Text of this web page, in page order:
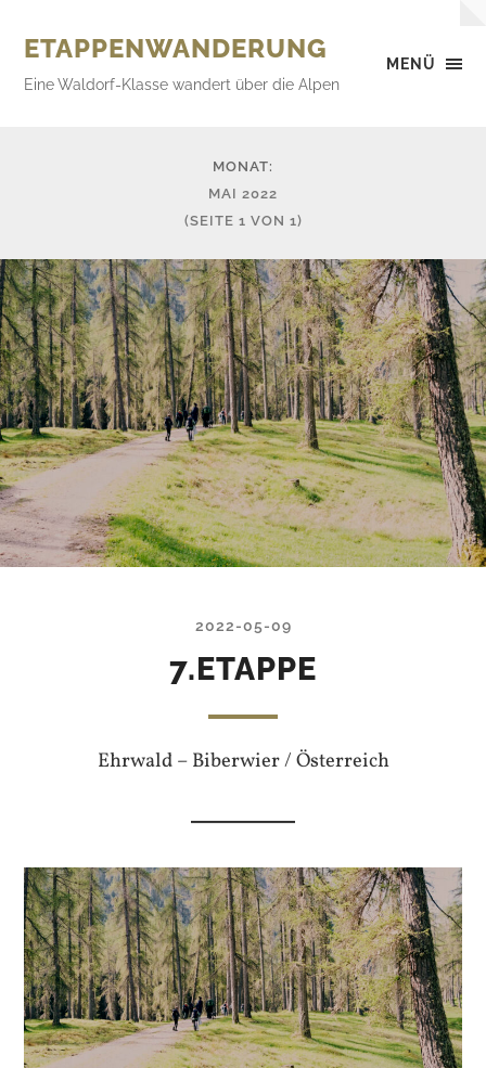
MENÜ
ETAPPENWANDERUNG
Eine Waldorf-Klasse wandert über die Alpen
MONAT:
MAI 2022
(SEITE 1 VON 1)
2022-05-09
7.ETAPPE
Ehrwald – Biberwier / Österreich